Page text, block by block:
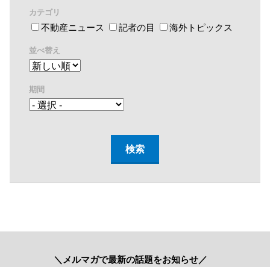
カテゴリ
不動産ニュース 記者の目 海外トピックス
並べ替え
期間
＼メルマガで最新の話題をお知らせ／